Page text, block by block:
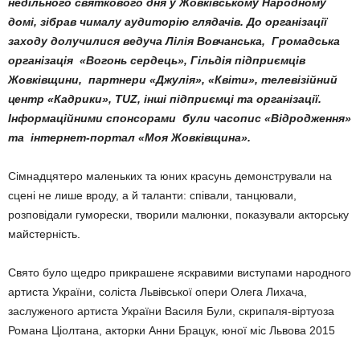
домі, зібрав чималу аудиторію глядачів. До організації
заходу долучилися ведуча Лілія Вовчанська, Громадська
організація «Вогонь сердець», Гільдія підприємців
Жовківщини, партнери «Джулія», «Квіти», телевізійний
центр «Кадрики», TUZ, інші підприємці та організації.
Інформаційними спонсорами були часопис «Відродження»
та інтернет-портал «Моя Жовківщина».
Сімнадцятеро маленьких та юних красунь демонстрували на
сцені не лише вроду, а й таланти: співали, танцювали,
розповідали гуморески, творили малюнки, показували акторську
майстерність.
Свято було щедро прикрашене яскравими виступами народного
артиста України, соліста Львівської опери Олега Лихача,
заслуженого артиста України Василя Були, скрипаля-віртуоза
Романа Ціолтана, акторки Анни Брацук, юної міс Львова 2015